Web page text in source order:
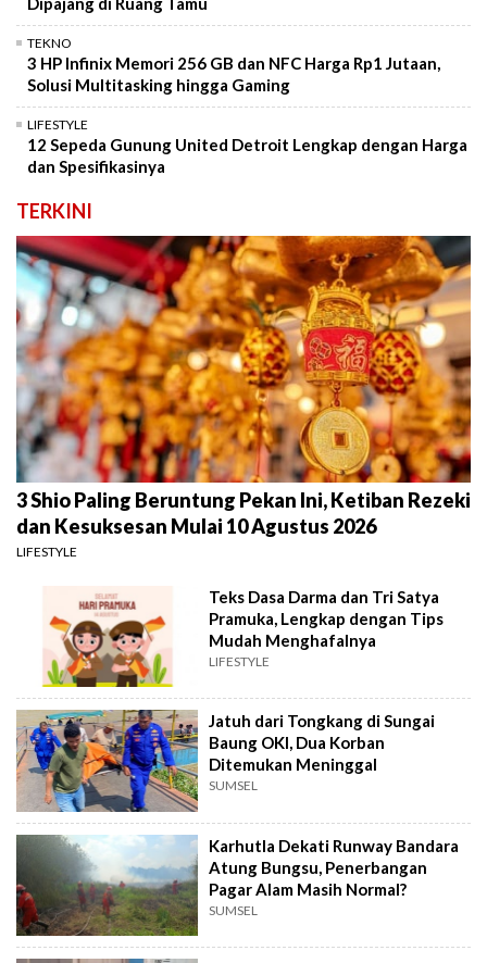
TEKNO
3 HP Infinix Memori 256 GB dan NFC Harga Rp1 Jutaan,
Solusi Multitasking hingga Gaming
LIFESTYLE
12 Sepeda Gunung United Detroit Lengkap dengan Harga
dan Spesifikasinya
TERKINI
3 Shio Paling Beruntung Pekan Ini, Ketiban Rezeki
dan Kesuksesan Mulai 10 Agustus 2026
LIFESTYLE
Teks Dasa Darma dan Tri Satya
Pramuka, Lengkap dengan Tips
Mudah Menghafalnya
LIFESTYLE
Jatuh dari Tongkang di Sungai
Baung OKI, Dua Korban
Ditemukan Meninggal
SUMSEL
Karhutla Dekati Runway Bandara
Atung Bungsu, Penerbangan
Pagar Alam Masih Normal?
SUMSEL